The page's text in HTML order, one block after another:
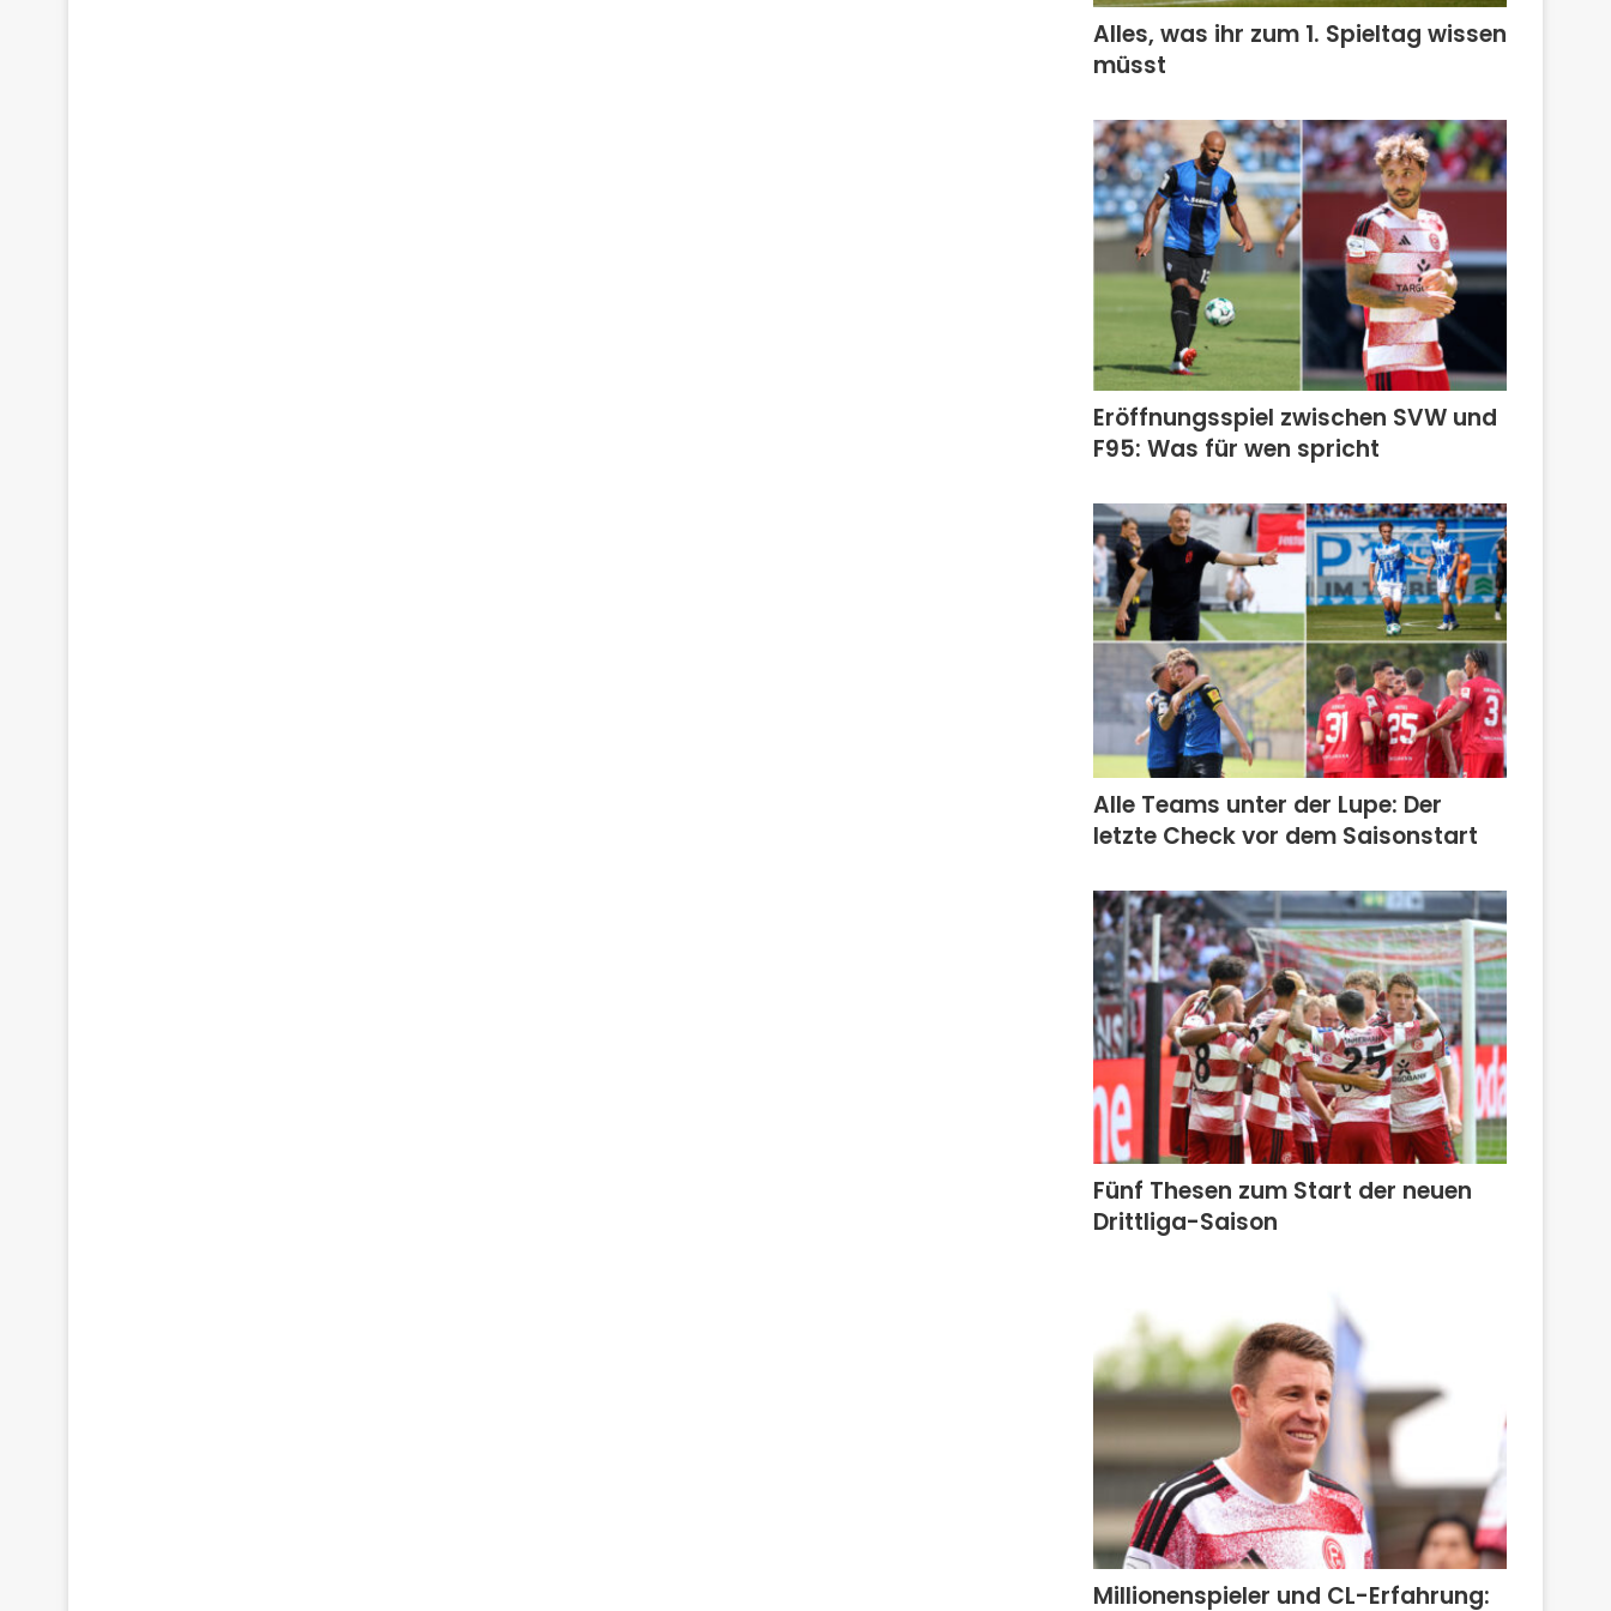
Alles, was ihr zum 1. Spieltag wissen
müsst
Eröffnungsspiel zwischen SVW und
F95: Was für wen spricht
Alle Teams unter der Lupe: Der
letzte Check vor dem Saisonstart
Fünf Thesen zum Start der neuen
Drittliga-Saison
Millionenspieler und CL-Erfahrung: